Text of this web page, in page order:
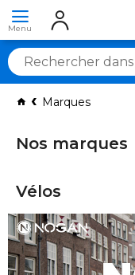
Marques
Nos marques
Vélos